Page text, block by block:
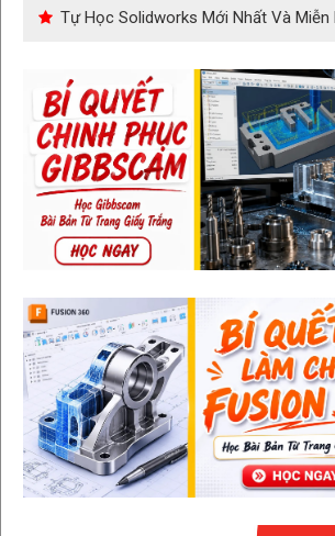
Tự Học Solidworks Mới Nhất Và Miễn